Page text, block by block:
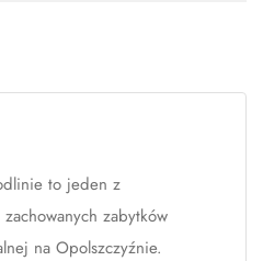
to jeden z
zabytków
na Opolszczyźnie.